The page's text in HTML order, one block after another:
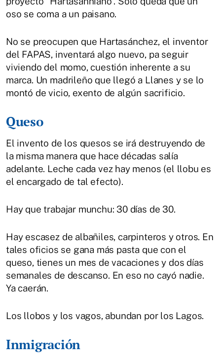
oso se coma a un paisano.
No se preocupen que Hartasánchez, el inventor
del FAPAS, inventará algo nuevo, pa seguir
viviendo del momo, cuestión inherente a su
marca. Un madrileño que llegó a Llanes y se lo
montó de vicio, exento de algún sacrificio.
Queso
El invento de los quesos se irá destruyendo de
la misma manera que hace décadas salía
adelante. Leche cada vez hay menos (el llobu es
el encargado de tal efecto).
Hay que trabajar munchu: 30 días de 30.
Hay escasez de albañiles, carpinteros y otros. En
tales oficios se gana más pasta que con el
queso, tienes un mes de vacaciones y dos días
semanales de descanso. En eso no cayó nadie.
Ya caerán.
Los llobos y los vagos, abundan por los Lagos.
Inmigración